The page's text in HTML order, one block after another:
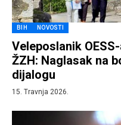
BIH NOVOSTI
Veleposlanik
ŽZH: Naglasak na
dijalogu
15. Travnja 2026.